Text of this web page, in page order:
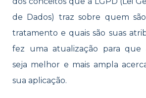
de Dados) traz sobre quem
tratamento e quais são suas
fez uma atualização para que
seja melhor e mais ampla
sua aplicação.